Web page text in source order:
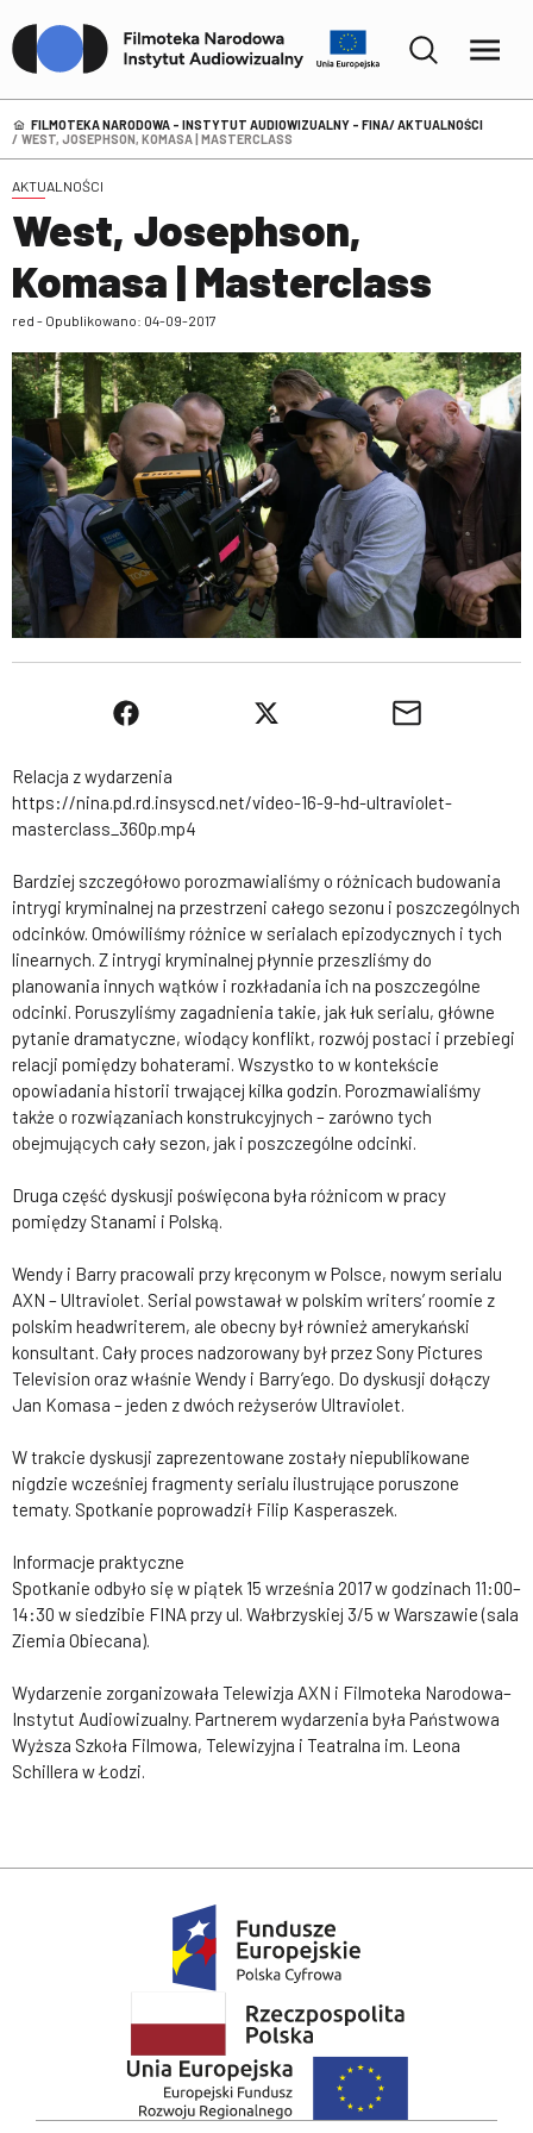
FILMOTEKA NARODOWA – INSTYTUT AUDIOWIZUALNY - FINA AKTUALNOŚCI
WEST, JOSEPHSON, KOMASA | MASTERCLASS
AKTUALNOŚCI
West, Josephson,
Komasa | Masterclass
red - Opublikowano: 04-09-2017
Relacja z wydarzenia
https://nina.pd.rd.insyscd.net/video-16-9-hd-ultraviolet-
masterclass_360p.mp4
Bardziej szczegółowo porozmawialiśmy o różnicach budowania
intrygi kryminalnej na przestrzeni całego sezonu i poszczególnych
odcinków. Omówiliśmy różnice w serialach epizodycznych i tych
linearnych. Z intrygi kryminalnej płynnie przeszliśmy do
planowania innych wątków i rozkładania ich na poszczególne
odcinki. Poruszyliśmy zagadnienia takie, jak łuk serialu, główne
pytanie dramatyczne, wiodący konflikt, rozwój postaci i przebiegi
relacji pomiędzy bohaterami. Wszystko to w kontekście
opowiadania historii trwającej kilka godzin. Porozmawialiśmy
także o rozwiązaniach konstrukcyjnych – zarówno tych
obejmujących cały sezon, jak i poszczególne odcinki.
Druga część dyskusji poświęcona była różnicom w pracy
pomiędzy Stanami i Polską.
Wendy i Barry pracowali przy kręconym w Polsce, nowym serialu
AXN – Ultraviolet. Serial powstawał w polskim writers’ roomie z
polskim headwriterem, ale obecny był również amerykański
konsultant. Cały proces nadzorowany był przez Sony Pictures
Television oraz właśnie Wendy i Barry’ego. Do dyskusji dołączy
Jan Komasa – jeden z dwóch reżyserów Ultraviolet.
W trakcie dyskusji zaprezentowane zostały niepublikowane
nigdzie wcześniej fragmenty serialu ilustrujące poruszone
tematy. Spotkanie poprowadził Filip Kasperaszek.
Informacje praktyczne
Spotkanie odbyło się w piątek 15 września 2017 w godzinach 11:00–
14:30 w siedzibie FINA przy ul. Wałbrzyskiej 3/5 w Warszawie (sala
Ziemia Obiecana).
Wydarzenie zorganizowała Telewizja AXN i Filmoteka Narodowa–
Instytut Audiowizualny. Partnerem wydarzenia była Państwowa
Wyższa Szkoła Filmowa, Telewizyjna i Teatralna im. Leona
Schillera w Łodzi.